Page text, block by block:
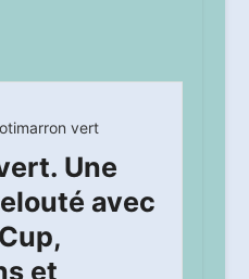
Une
avec
et